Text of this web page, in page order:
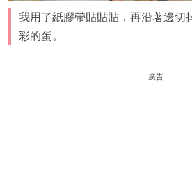
我用了紙膠帶貼貼貼，再沿著邊切
彩的蛋。
廣告